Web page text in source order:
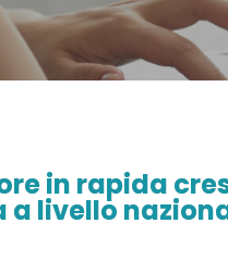
in rapida
livello